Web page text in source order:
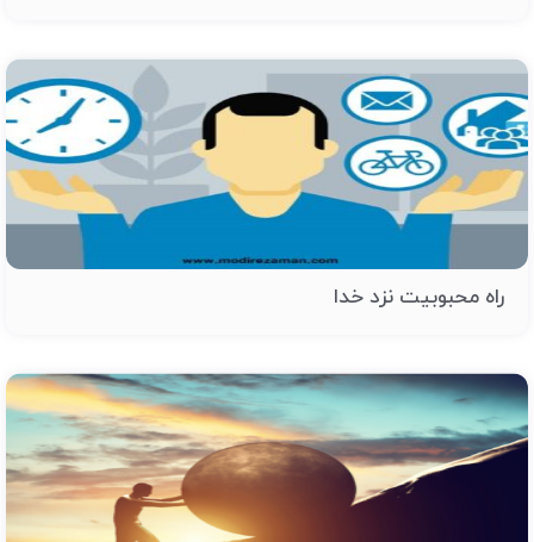
راه محبوبیت نزد خدا